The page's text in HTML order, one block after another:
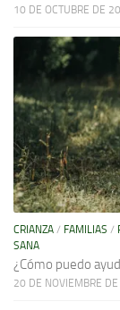
10 DE OCTUBRE DE
CRIANZA / FAMILIAS /
SANA
¿Cómo puedo
20 DE NOVIEMBRE